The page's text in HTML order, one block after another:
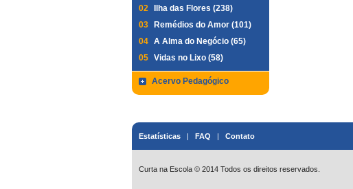
02
Ilha das Flores (238)
03
Remédios do Amor (101)
04 A Alma do Negócio (65)
05 Vidas no Lixo (58)
Acervo Pedagógico
Estatísticas | FAQ | Contato
Curta na Escola © 2014 Todos os direitos reservados.